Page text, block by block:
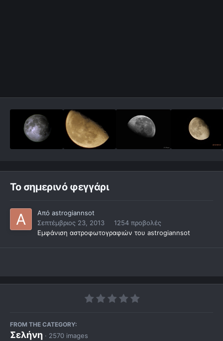
Το σημερινό φεγγάρι
Από astrogiannsot
Σεπτέμβριος 23, 2013
1254 προβολές
Εμφάνιση αστροφωτογραφιών του astrogiannsot
FROM THE CATEGORY:
Σελήνη · 2570 images